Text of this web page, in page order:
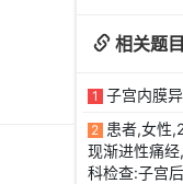
相关题目
1 子宫内膜
2 患者,女性
现渐进性痛
科检查:子宫